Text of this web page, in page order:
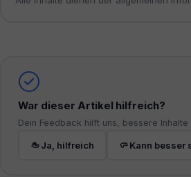
War dieser Artikel hilfreich?
Dein Feedback hilft uns, bessere Inhalte
Ja, hilfreich Kann besser